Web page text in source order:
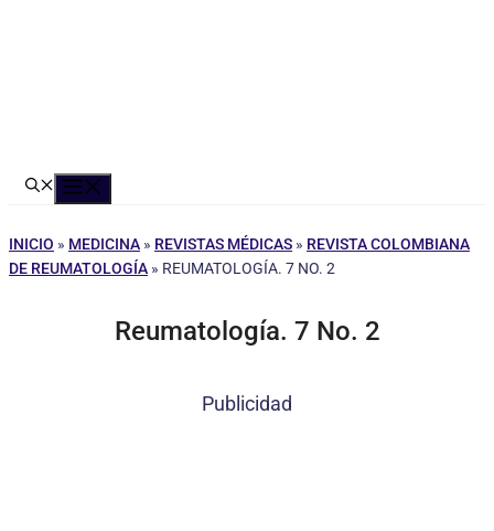
INICIO » MEDICINA » REVISTAS MÉDICAS » REVISTA COLOMBIANA
DE REUMATOLOGÍA » REUMATOLOGÍA. 7 NO. 2
Reumatología. 7 No. 2
Publicidad